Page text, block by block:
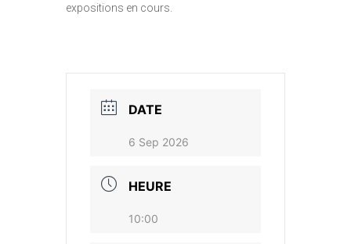
expositions en cours.
DATE
6 Sep 2026
HEURE
10:00